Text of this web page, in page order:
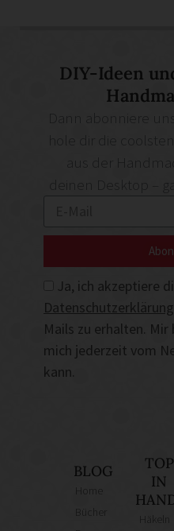
DIY-Ideen
deinen Desktop –
Ja, ich akzeptiere
Datenschutzerklärung
Mails zu erhalten.
mich jederzeit vom
kann.
BLOG
TOP
IN